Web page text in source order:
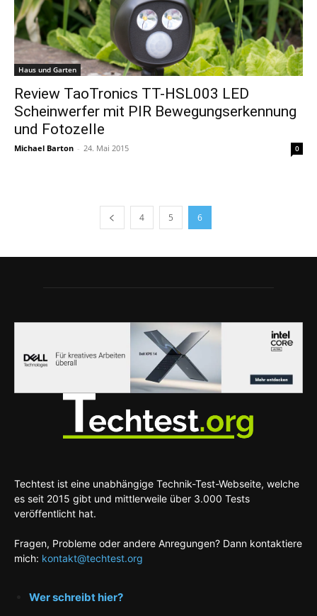
Haus und Garten
Review TaoTronics TT-HSL003 LED
Scheinwerfer mit PIR Bewegungserkennung
und Fotozelle
Michael Barton - 24. Mai 2015 0
4 5 6
Techtest ist eine unabhängige Technik-Test-Webseite, welche
es seit 2015 gibt und mittlerweile über 3.000 Tests
veröffentlicht hat.
Fragen, Probleme oder andere Anregungen? Dann kontaktiere
mich: kontakt@techtest.org
Wer schreibt hier?